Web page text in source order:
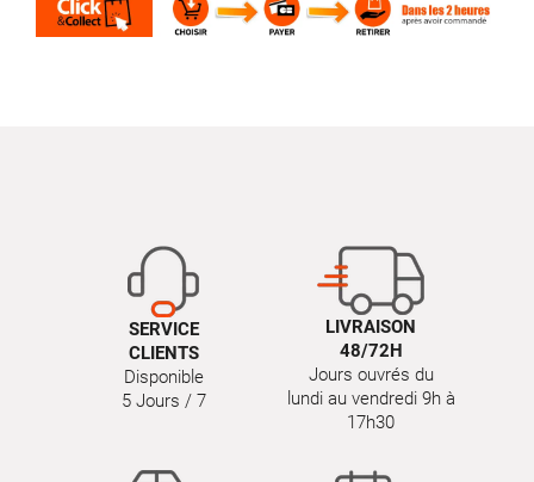
SERVICE
CLIENTS
Disponible
5 Jours / 7
LIVRAISON
48/72H
Jours ouvrés du
lundi au vendredi 9h à
17h30